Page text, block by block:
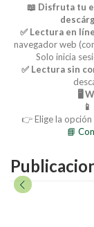
📖 Disfruta tu
✅ Lectura en
navegador web
Solo inicia
✅ Lectura sin
🖥️
👉 Elige la
📘